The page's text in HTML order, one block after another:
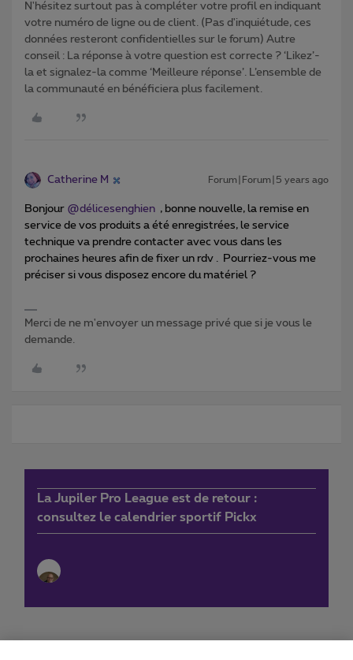
N'hésitez surtout pas à compléter votre profil en indiquant
votre numéro de ligne ou de client. (Pas d'inquiétude, ces
données resteront confidentielles sur le forum) Autre
conseil : La réponse à votre question est correcte ? ‘Likez’-
la et signalez-la comme ‘Meilleure réponse’. L’ensemble de
la communauté en bénéficiera plus facilement.
Catherine M Forum|Forum|5 years ago
Bonjour @délicesenghien , bonne nouvelle, la remise en
service de vos produits a été enregistrées, le service
technique va prendre contacter avec vous dans les
prochaines heures afin de fixer un rdv . Pourriez-vous me
préciser si vous disposez encore du matériel ?
Merci de ne m'envoyer un message privé que si je vous le
demande.
La Jupiler Pro League est de retour :
consultez le calendrier sportif Pickx